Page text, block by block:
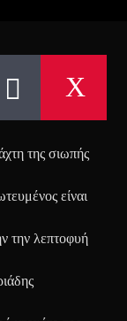
της σιωπής
είναι
την λεπτοφυή